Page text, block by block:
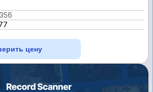
цену